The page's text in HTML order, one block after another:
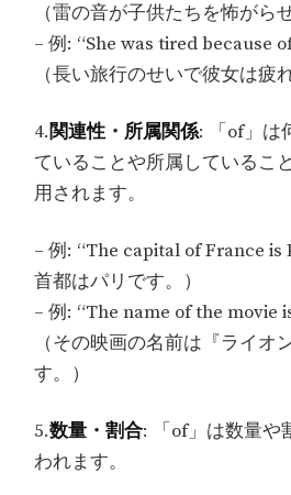
（雷の音が子供たちを怖がら
– 例: “She was tired because
（長い旅行のせいで彼女は疲
4.関連性・所属関係: 「of」は
ていることや所属しているこ
用されます。
– 例: “The capital of France is
首都はパリです。）
– 例: “The name of the movie
（その映画の名前は『ライオ
す。）
5.数量・割合: 「of」は数量や
われます。